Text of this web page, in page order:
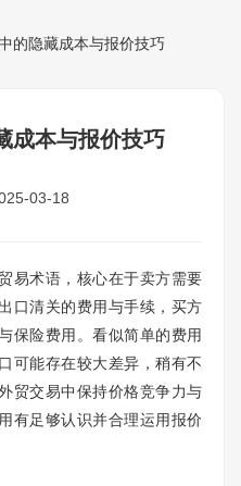
的隐藏成本与报价技巧
成本与报价技巧
03-18
术语，核心在于卖方需要
口清关的费用与手续，买方
保险费用。看似简单的费用
可能存在较大差异，稍有不
贸交易中保持价格竞争力与
有足够认识并合理运用报价